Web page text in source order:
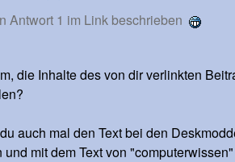
Antwort 1 im Link beschrieben
die Inhalte des von dir verlinkten
auch mal den Text bei den
mit dem Text von